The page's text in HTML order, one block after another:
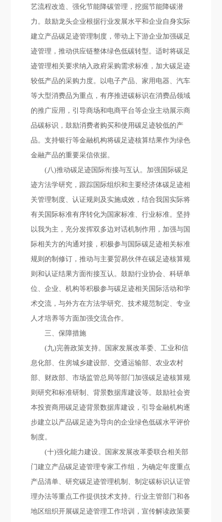
艺流程改造、强化节能降碳管理，挖掘节能降碳潜
力。鼓励龙头企业根据行业发展水平和企业自身实际
建立产品碳足迹管理制度，带动上下游企业加强碳足
迹管理，推动供应链整体绿色低碳转型。适时将碳足
迹管理相关要求纳入政府采购需求标准，加大碳足迹
较低产品的采购力度。以电子产品、家用电器、汽车
等大型消费品为重点，有序推进碳标识在消费品领域
的推广应用，引导商场和电商平台等企业主动展示商
品碳标识，鼓励消费者购买和使用碳足迹较低的产
品。支持银行等金融机构将碳足迹核算结果作为绿色
金融产品的重要采信依据。
(八)推动碳足迹国际衔接与互认。加强国际碳足
迹方法学研究，跟踪国际组织和主要经济体碳足迹相
关管理制度、认证规则及实施成效，结合我国实际将
有关国际标准有序转化为国家标准、行业标准。坚持
以我为主，充分发挥双多边对话机制作用，加强与国
际相关方的沟通对接，积极参与国际碳足迹相关标准
规则的制修订，推动与主要贸易伙伴在碳足迹核算规
则和认证结果方面衔接互认。鼓励行业协会、科研单
位、企业、机构等积极参与碳足迹相关国际活动和学
术交流，与外方在方法学研究、技术规范制定、专业
人才培养等方面加强交流合作。
三、保障措施
(九)完善政策支持。国家发展改革委、工业和信
息化部、住房城乡建设部、交通运输部、农业农村
部、财政部、市场监管总局等部门加强碳足迹核算规
则研究和标准研制、背景数据库建设等。鼓励社会资
本投资商用碳足迹背景数据库建设，引导金融机构逐
步建立以产品碳足迹为导向的企业绿色低碳水平评价
制度。
(十)强化能力建设。国家发展改革委联合相关部
门建立产品碳足迹管理专家工作组，为确定年度重点
产品清单、研究碳足迹管理机制、制定碳标识认证管
理办法等重点工作提供技术支持。行业主管部门和各
地区组织开展碳足迹管理工作培训，宣传解读政策要